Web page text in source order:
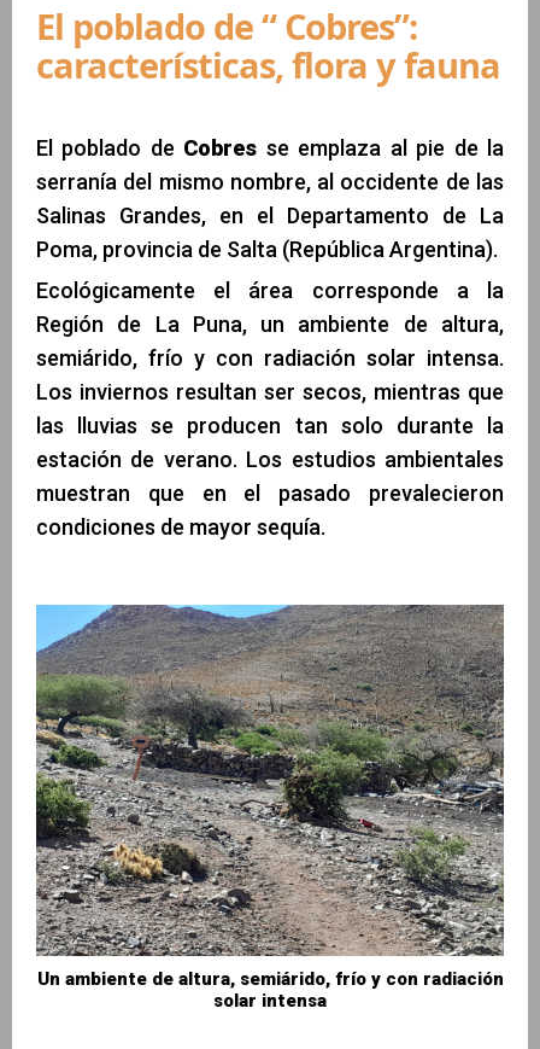
El poblado de “ Cobres”:
características, flora y fauna
El poblado de Cobres se emplaza al pie de la
serranía del mismo nombre, al occidente de las
Salinas Grandes, en el Departamento de La
Poma, provincia de Salta (República Argentina).
Ecológicamente el área corresponde a la
Región de La Puna, un ambiente de altura,
semiárido, frío y con radiación solar intensa.
Los inviernos resultan ser secos, mientras que
las lluvias se producen tan solo durante la
estación de verano. Los estudios ambientales
muestran que en el pasado prevalecieron
condiciones de mayor sequía.
Un ambiente de altura, semiárido, frío y con radiación
solar intensa